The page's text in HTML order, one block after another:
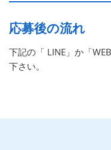
応募後の流れ
下記の「 LINE」か「
下さい。